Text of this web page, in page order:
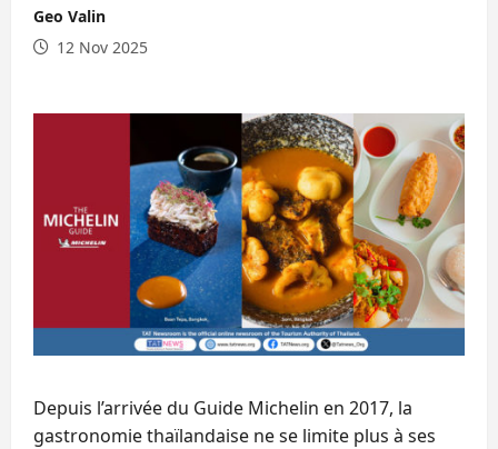
Geo Valin
12 Nov 2025
Depuis l’arrivée du Guide Michelin en 2017, la
gastronomie thaïlandaise ne se limite plus à ses